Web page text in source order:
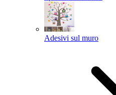
Adesivi sul muro